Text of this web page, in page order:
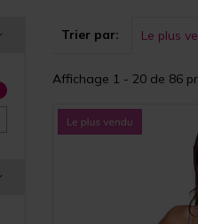
Trier par: Le plus
Affichage 1 - 20 de 86